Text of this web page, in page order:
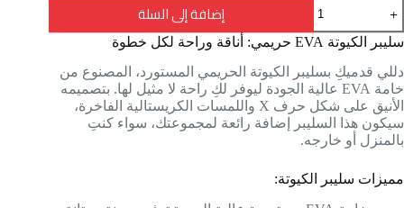
إضافة إلى السلة
سليبر الكيوتة EVA حريمي: أناقة وراحة لكل خطوة
دللي قدميكِ بسليبر الكيوتة الحريمي المستورد، المصنوع من
خامة EVA عالية الجودة ليوفر لكِ راحة لا مثيل لها. بتصميمه
الأنيق على شكل حرف X واللمسات الكريستالية الفاخرة،
سيكون هذا السليبر إضافة رائعة لمجموعتك، سواء كنتِ
بالمنزل أو خارجه.
مميزات سليبر الكيوتة: